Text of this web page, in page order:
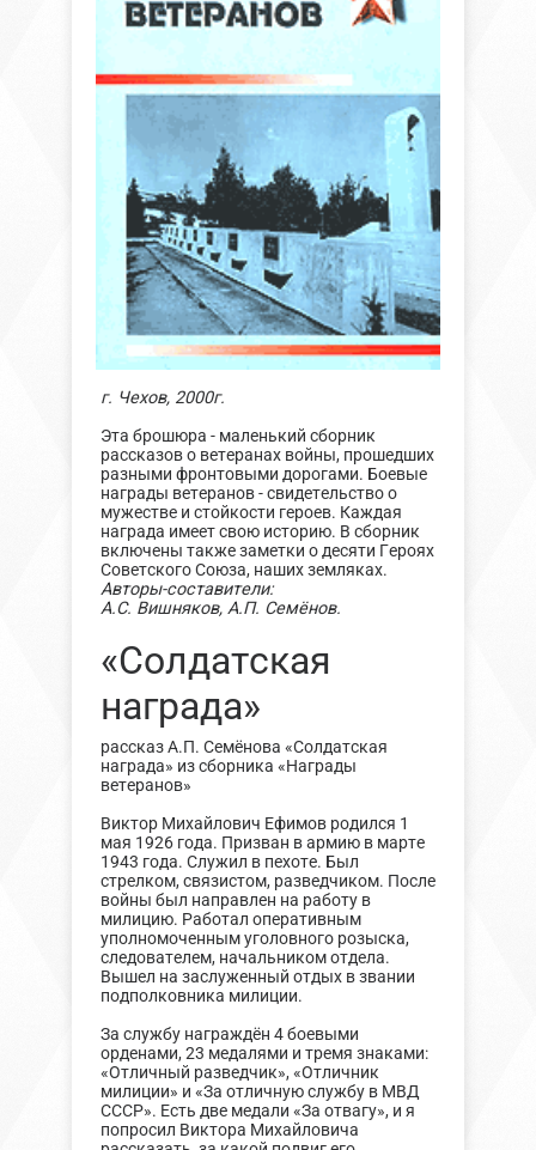
г. Чехов, 2000г.
Эта брошюра - маленький сборник
рассказов о ветеранах войны, прошедших
разными фронтовыми дорогами. Боевые
награды ветеранов - свидетельство о
мужестве и стойкости героев. Каждая
награда имеет свою историю. В сборник
включены также заметки о десяти Героях
Советского Союза, наших земляках.
Авторы-составители:
А.С. Вишняков, А.П. Семёнов.
«Солдатская
награда»
рассказ А.П. Семёнова «Солдатская
награда» из сборника «Награды
ветеранов»
Виктор Михайлович Ефимов родился 1
мая 1926 года. Призван в армию в марте
1943 года. Служил в пехоте. Был
стрелком, связистом, разведчиком. После
войны был направлен на работу в
милицию. Работал оперативным
уполномоченным уголовного розыска,
следователем, начальником отдела.
Вышел на заслуженный отдых в звании
подполковника милиции.
За службу награждён 4 боевыми
орденами, 23 медалями и тремя знаками:
«Отличный разведчик», «Отличник
милиции» и «За отличную службу в МВД
СССР». Есть две медали «За отвагу», и я
попросил Виктора Михайловича